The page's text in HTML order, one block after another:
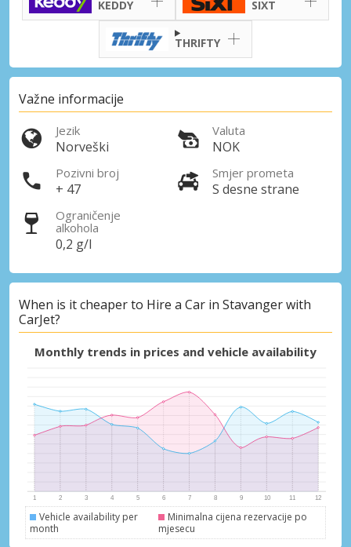
KEDDY SIXT
THRIFTY
Važne informacije
Jezik
Norveški
Valuta
NOK
Pozivni broj
+ 47
Smjer prometa
S desne strane
Ograničenje
alkohola
0,2 g/l
When is it cheaper to Hire a Car in Stavanger with
CarJet?
Monthly trends in prices and vehicle availability
Vehicle availability per
month
Minimalna cijena rezervacije po
mjesecu
Posebni popusti
Prijava putem eLinka